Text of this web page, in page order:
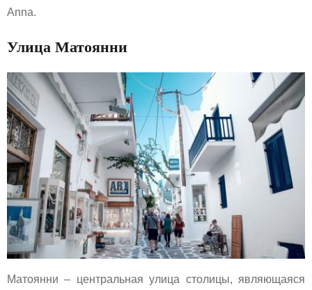
Anna.
Улица Матоянни
Матоянни – центральная улица столицы, являющаяся